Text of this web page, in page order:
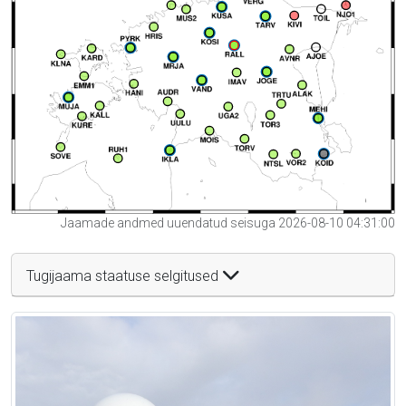
Jaamade andmed uuendatud seisuga 2026-08-10 04:31:00
Tugijaama staatuse selgitused